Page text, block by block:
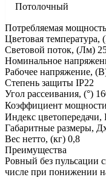
Потолочный
Потребляемая
Цветовая температура,
Световой поток, (Лм)
Номинальное
Рабочее напряжение,
Степень защиты IP22
Угол рассеивания, (°)
Коэффициент
Индекс
Габаритные размеры,
Вес нетто, (кг) 0,8
Преимущества
Ровный без пульсации
числе при понижении